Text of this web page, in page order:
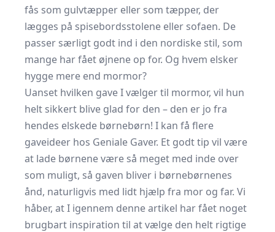
fås som gulvtæpper eller som tæpper, der
lægges på spisebordsstolene eller sofaen. De
passer særligt godt ind i den nordiske stil, som
mange har fået øjnene op for. Og hvem elsker
hygge mere end mormor?
Uanset hvilken gave I vælger til mormor, vil hun
helt sikkert blive glad for den – den er jo fra
hendes elskede børnebørn! I kan få flere
gaveideer hos Geniale Gaver. Et godt tip vil være
at lade børnene være så meget med inde over
som muligt, så gaven bliver i børnebørnenes
ånd, naturligvis med lidt hjælp fra mor og far. Vi
håber, at I igennem denne artikel har fået noget
brugbart inspiration til at vælge den helt rigtige